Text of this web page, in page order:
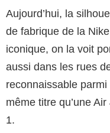
Aujourd’hui, la
de fabrique de la
iconique, on la voit
aussi dans les rues
reconnaissable
même titre qu’une
1.